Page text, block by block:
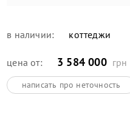
в наличии: коттеджи
цена от: 3 584 000 грн
написать про неточность